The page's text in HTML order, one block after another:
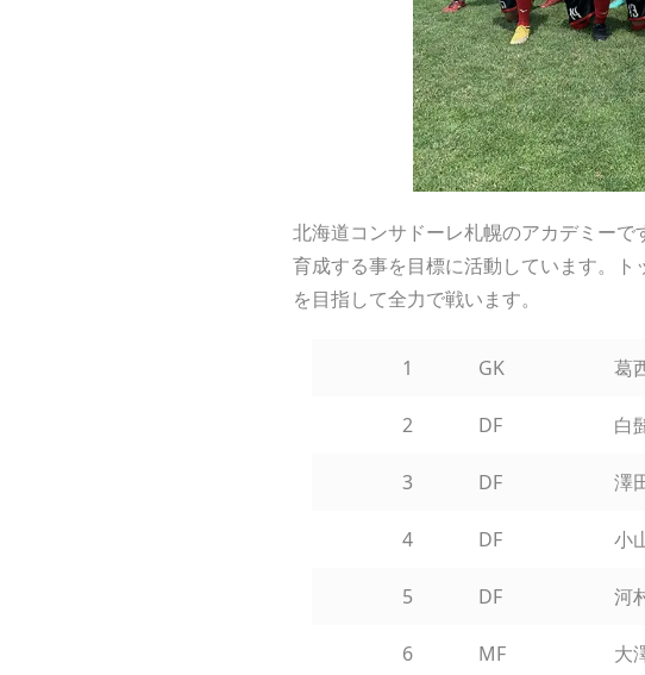
北海道コンサドーレ札幌のアカデミー
育成する事を目標に活動しています。
を目指して全力で戦います。
1 GK 葛
2 DF 白
3 DF 澤
4 DF 小
5 DF 河
6 MF 大